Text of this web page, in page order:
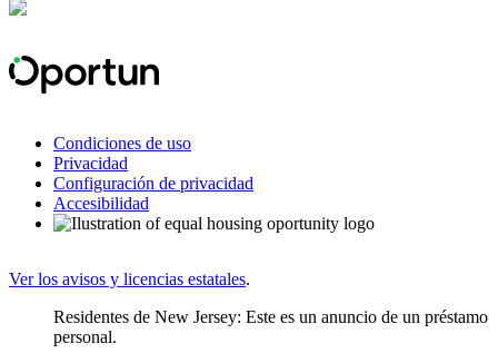
Condiciones de uso
Privacidad
Configuración de privacidad
Accesibilidad
Ver los avisos y licencias estatales.
Residentes de New Jersey: Este es un anuncio de un préstamo
personal.